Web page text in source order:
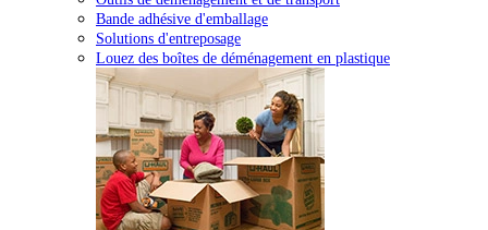
Bande adhésive d'emballage
Solutions d'entreposage
Louez des boîtes de déménagement en plastique